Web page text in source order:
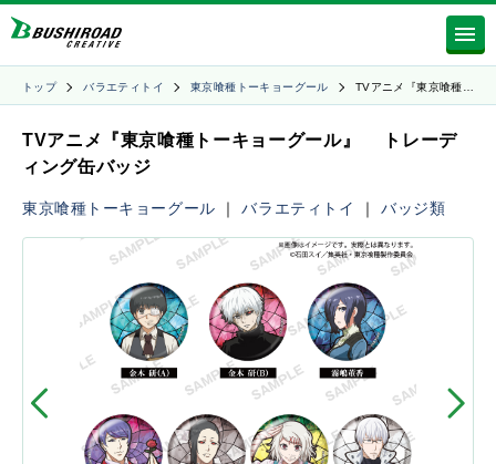
トップ バラエティトイ 東京喰種トーキョーグール TVアニメ『東京喰種…
TVアニメ『東京喰種トーキョーグール』 トレーデ
ィング缶バッジ
東京喰種トーキョーグール ｜バラエティトイ ｜バッジ類